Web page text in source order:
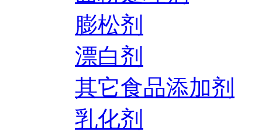
膨松剂
漂白剂
其它食品添加剂
乳化剂